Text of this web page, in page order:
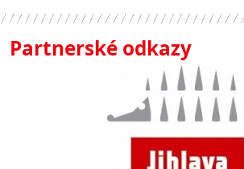
Partnerské odkazy